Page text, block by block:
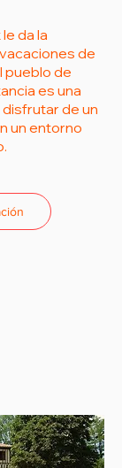
da la
de
pueblo de
es una
de un
un entorno